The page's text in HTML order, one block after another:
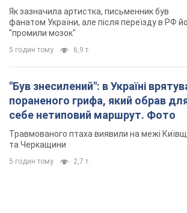
не знав, а тепер хоче геноциду
українців
Як зазначила артистка, письменник був
фанатом України, але після переїзду в РФ
"промили мозок"
5 годин тому 6,9 т.
"Був знесилений": в Україні
пораненого грифа, який обрав
себе нетиповий маршрут. Фото
Травмованого птаха виявили на межі
та Черкащини
5 годин тому 2,7 т.